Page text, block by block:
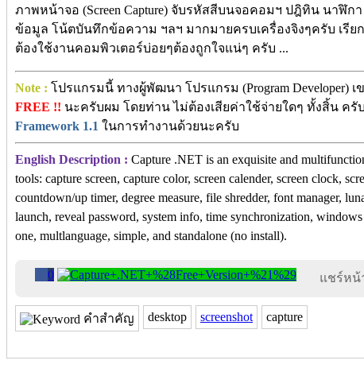
ภาพหน้าจอ (Screen Capture) จับรหัสสีบนจอคอมฯ ปฎิทิน นาฬิก
ข้อมูล โน้ตบันทึกข้อความ ฯลฯ มากมายครบเครื่องจิงๆครับ เรีย
ต้องใช้งานคอมพิวเตอร์บ่อยๆต้องถูกใจแน่ๆ ครับ ...
Note : โปรแกรมนี้ ทางผู้พัฒนา โปรแกรม (Program Developer)
FREE !! นะครับผม โดยท่าน ไม่ต้องเสียค่าใช้จ่ายใดๆ ทั้งสิ้น ครั
Framework 1.1 ในการทำงานด้วยนะครับ
English Description : Capture .NET is an exquisite and
tools: capture screen, capture color, screen calender, screen clock,
countdown/up timer, degree measure, file shredder, font manager,
launch, reveal password, system info, time synchronization,
one, multlanguage, simple, and standalone (no install).
0 แชร์หน้
คำสำคัญ desktop screenshot capture